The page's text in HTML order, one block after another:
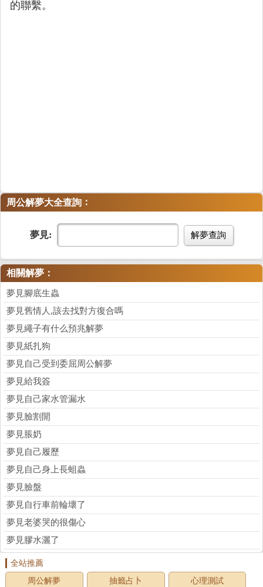
的聯繫。
周公解夢大全查詢 ：
夢見: 解夢查詢
相關解夢：
夢見腳底生蟲
夢見舊情人,該去找對方復合嗎
夢見繩子有什么預兆解夢
夢見紙扎狗
夢見自己受到委屈周公解夢
夢見給我簽
夢見自己家水管漏水
夢見臉割開
夢見脹奶
夢見自己履歷
夢見自己身上長蛆蟲
夢見臉盤
夢見自行車前輪壞了
夢見老婆哭的很傷心
夢見膠水灑了
全站推薦
周公解夢
抽籤占卜 心理測試